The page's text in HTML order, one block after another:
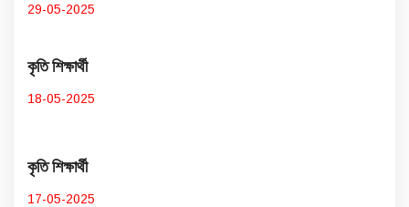
29-05-2025
কৃতি শিক্ষার্থী
18-05-2025
কৃতি শিক্ষার্থী
17-05-2025